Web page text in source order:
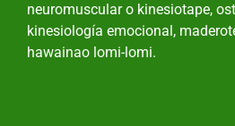
neuromuscular o kinesiotape,
kinesiología emocional,
hawainao lomi-lomi.